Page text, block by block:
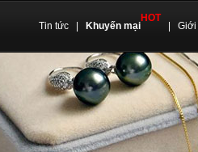
Tin tức Khuyến mại
HOT
Giới